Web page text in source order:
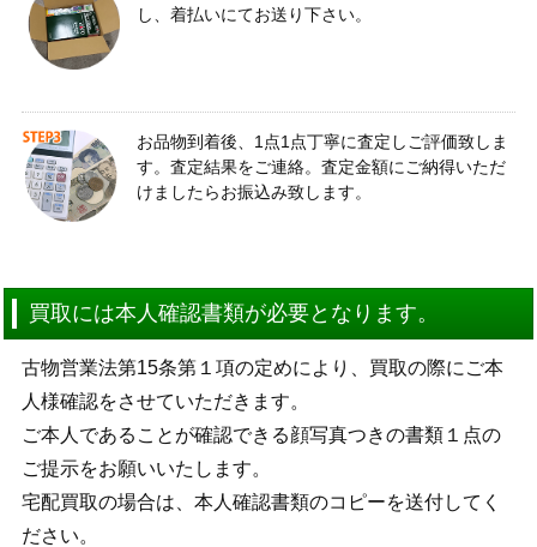
し、着払いにてお送り下さい。
お品物到着後、1点1点丁寧に査定しご評価致しま
す。査定結果をご連絡。査定金額にご納得いただ
けましたらお振込み致します。
買取には本人確認書類が必要となります。
古物営業法第15条第１項の定めにより、買取の際にご本
人様確認をさせていただきます。
ご本人であることが確認できる顔写真つきの書類１点の
ご提示をお願いいたします。
宅配買取の場合は、本人確認書類のコピーを送付してく
ださい。